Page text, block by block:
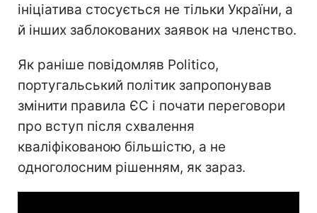
ініціатива стосується не тільки України, а
й інших заблокованих заявок на членство.
Як раніше повідомляв Politico,
португальський політик запропонував
змінити правила ЄС і почати переговори
про вступ після схвалення
кваліфікованою більшістю, а не
одноголосним рішенням, як зараз.